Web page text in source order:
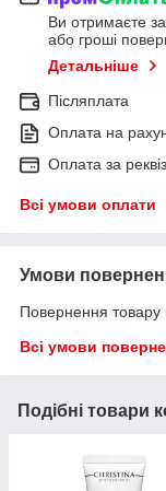
Ви отримаєте
або гроші
Детальніше
Післяплата
Оплата на
Оплата за
Всі умови оплати
Умови
Повернення товару
Всі умови
Подібні товари